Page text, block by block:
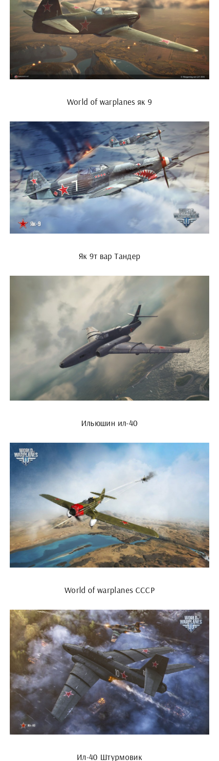
World of warplanes як 9
Як 9т вар Тандер
Ильюшин ил-40
World of warplanes СССР
Ил-40 Штурмовик